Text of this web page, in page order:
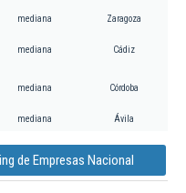
mediana Zaragoza
mediana Cádiz
mediana Córdoba
mediana Ávila
de Empresas Nacional